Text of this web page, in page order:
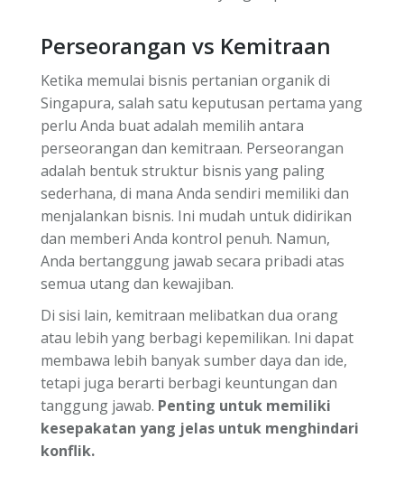
Perseorangan vs Kemitraan
Ketika memulai bisnis pertanian organik di
Singapura, salah satu keputusan pertama yang
perlu Anda buat adalah memilih antara
perseorangan dan kemitraan. Perseorangan
adalah bentuk struktur bisnis yang paling
sederhana, di mana Anda sendiri memiliki dan
menjalankan bisnis. Ini mudah untuk didirikan
dan memberi Anda kontrol penuh. Namun,
Anda bertanggung jawab secara pribadi atas
semua utang dan kewajiban.
Di sisi lain, kemitraan melibatkan dua orang
atau lebih yang berbagi kepemilikan. Ini dapat
membawa lebih banyak sumber daya dan ide,
tetapi juga berarti berbagi keuntungan dan
tanggung jawab. Penting untuk memiliki
kesepakatan yang jelas untuk menghindari
konflik.